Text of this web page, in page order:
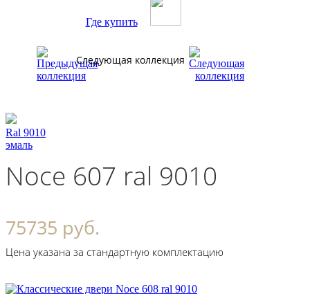
Где купить
Следующая коллекция
Ral 9010
эмаль
Noce 607 ral 9010
75735 руб.
Цена указана за стандартную комплектацию